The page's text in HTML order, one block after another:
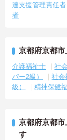
達支援管理責任者
者
京都府京都
介護福祉士 社
パー2級）
社会
級）
精神保健
京都府京都
す